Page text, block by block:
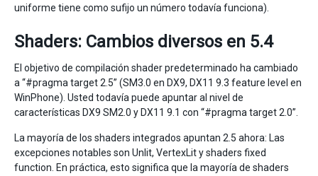
uniforme tiene como sufijo un número todavía funciona).
Shaders: Cambios diversos en 5.4
El objetivo de compilación shader predeterminado ha cambiado
a “#pragma target 2.5” (SM3.0 en DX9, DX11 9.3 feature level en
WinPhone). Usted todavía puede apuntar al nivel de
características DX9 SM2.0 y DX11 9.1 con “#pragma target 2.0”.
La mayoría de los shaders integrados apuntan 2.5 ahora: Las
excepciones notables son Unlit, VertexLit y shaders fixed
function. En práctica, esto significa que la mayoría de shaders